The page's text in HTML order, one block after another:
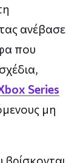
ανέβασε
που
Series
μη